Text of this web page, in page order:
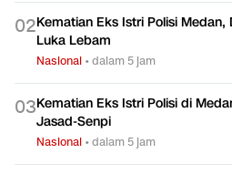
02Kematian Eks Istri Polisi
Luka Lebam
Nasional •dalam 5 jam
03Kematian Eks Istri Polisi di
Jasad-Senpi
Nasional •dalam 5 jam